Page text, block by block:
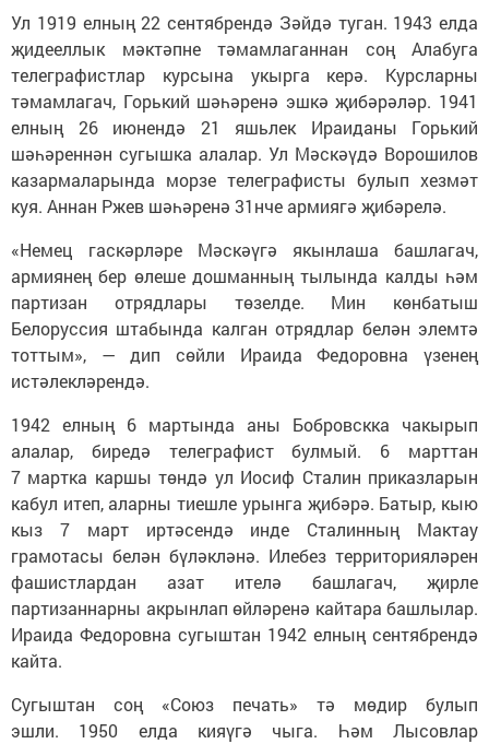
Ул 1919 елның 22 сентябрендә Зәйдә туган. 1943 елда
җидееллык мәктәпне тәмамлаганнан соң Алабуга
телеграфистлар курсына укырга керә. Курсларны
тәмамлагач, Горький шәһәренә эшкә җибәрәләр. 1941
елның 26 июнендә 21 яшьлек Ираиданы Горький
шәһәреннән сугышка алалар. Ул Мәскәүдә Ворошилов
казармаларында морзе телеграфисты булып хезмәт
куя. Аннан Ржев шәһәренә 31нче армиягә җибәрелә.
«Немец гаскәрләре Мәскәүгә якынлаша башлагач,
армиянең бер өлеше дошманның тылында калды һәм
партизан отрядлары төзелде. Мин көнбатыш
Белоруссия штабында калган отрядлар белән элемтә
тоттым», — дип сөйли Ираида Федоровна үзенең
истәлекләрендә.
1942 елның 6 мартында аны Бобровскка чакырып
алалар, биредә телеграфист булмый. 6 марттан
7 мартка каршы төндә ул Иосиф Сталин приказларын
кабул итеп, аларны тиешле урынга җибәрә. Батыр, кыю
кыз 7 март иртәсендә инде Сталинның Мактау
грамотасы белән бүләкләнә. Илебез территорияләрен
фашистлардан азат ителә башлагач, җирле
партизаннарны акрынлап өйләренә кайтара башлылар.
Ираида Федоровна сугыштан 1942 елның сентябрендә
кайта.
Сугыштан соң «Союз печать» тә мөдир булып
эшли. 1950 елда кияүгә чыга. Һәм Лысовлар